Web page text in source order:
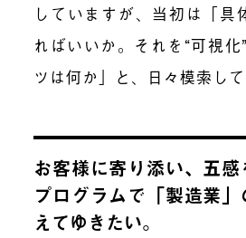
していますが、当初は「具
ればいいか。それを“可視
ツは何か」と、日々模索して
お客様に寄り添い、五
プログラムで「製造業
えてゆきたい。